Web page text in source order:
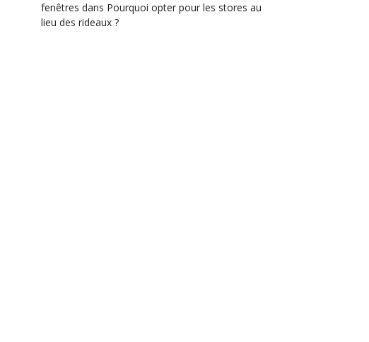
fenêtres dans Pourquoi opter pour les stores au
lieu des rideaux ?